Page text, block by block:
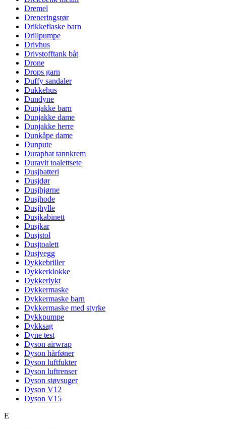
Dremel
Dreneringsrør
Drikkeflaske barn
Drillpumpe
Drivhus
Drivstofftank båt
Drone
Drops garn
Duffy sandaler
Dukkehus
Dundyne
Dunjakke barn
Dunjakke dame
Dunjakke herre
Dunkåpe dame
Dunpute
Duraphat tannkrem
Duravit toalettsete
Dusjbatteri
Dusjdør
Dusjhjørne
Dusjhode
Dusjhylle
Dusjkabinett
Dusjkar
Dusjstol
Dusjtoalett
Dusjvegg
Dykkebriller
Dykkerklokke
Dykkerlykt
Dykkermaske
Dykkermaske barn
Dykkermaske med styrke
Dykkpumpe
Dykksag
Dyne test
Dyson airwrap
Dyson hårføner
Dyson luftfukter
Dyson luftrenser
Dyson støvsuger
Dyson V12
Dyson V15
E